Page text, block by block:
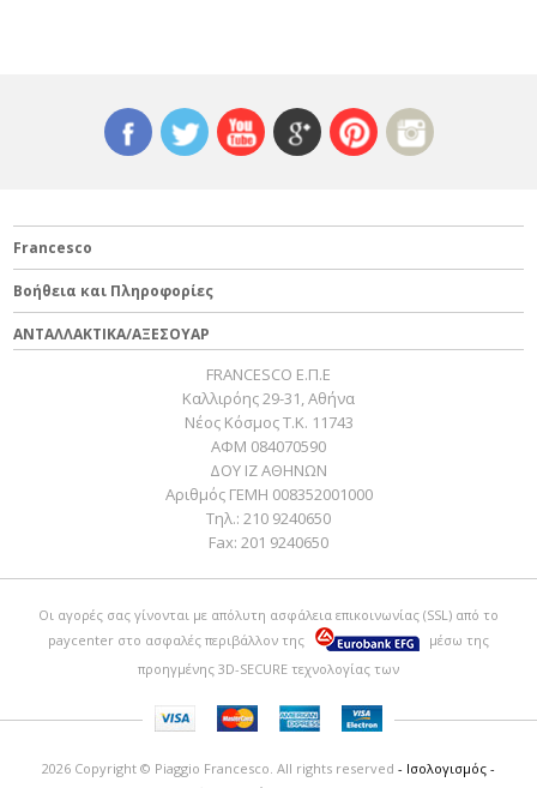
Francesco
Βοήθεια και Πληροφορίες
ΑΝΤΑΛΛΑΚΤΙΚΑ/ΑΞΕΣΟΥΑΡ
FRANCESCO Ε.Π.Ε
Καλλιρόης 29-31, Αθήνα
Νέος Κόσμος Τ.Κ. 11743
ΑΦΜ 084070590
ΔΟΥ ΙΖ ΑΘΗΝΩΝ
Αριθμός ΓΕΜΗ 008352001000
Τηλ.: 210 9240650
Fax: 201 9240650
Οι αγορές σας γίνονται με απόλυτη ασφάλεια επικοινωνίας (SSL) από το
paycenter στο ασφαλές περιβάλλον της
μέσω της
προηγμένης 3D-SECURE τεχνολογίας των
2026 Copyright © Piaggio Francesco. All rights reserved - Ισολογισμός -